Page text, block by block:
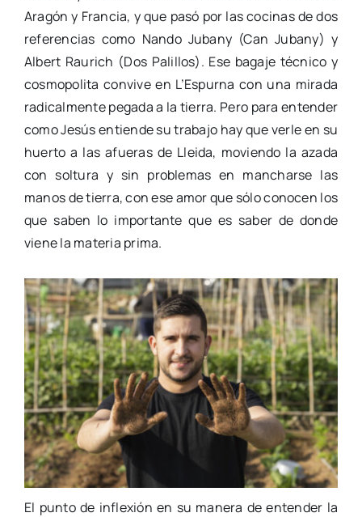
Aragón y Francia, y que pasó por las cocinas de dos
referencias como Nando Jubany (Can Jubany) y
Albert Raurich (Dos Palillos). Ese bagaje técnico y
cosmopolita convive en L’Espurna con una mirada
radicalmente pegada a la tierra. Pero para entender
como Jesús entiende su trabajo hay que verle en su
huerto a las afueras de Lleida, moviendo la azada
con soltura y sin problemas en mancharse las
manos de tierra, con ese amor que sólo conocen los
que saben lo importante que es saber de donde
viene la materia prima.
El punto de inflexión en su manera de entender la